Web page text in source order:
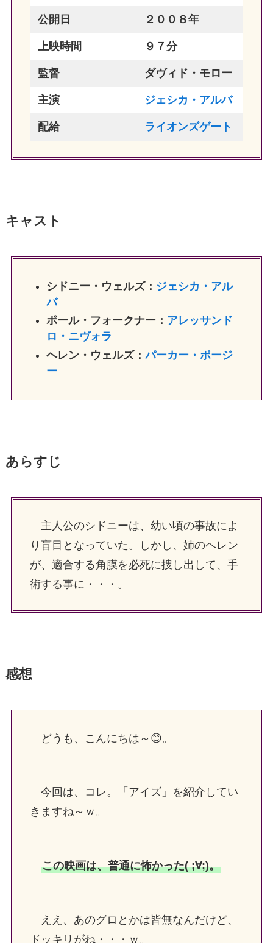
公開日 ２００８年
上映時間 ９７分
監督 ダヴィド・モロー
主演 ジェシカ・アルバ
配給 ライオンズゲート
キャスト
シドニー・ウェルズ： ジェシカ・アル
バ
ポール・フォークナー： アレッサンド
ロ・ニヴォラ
ヘレン・ウェルズ：パーカー・ポージ
ー
あらすじ
主人公のシドニーは、幼い頃の事故によ
り盲目となっていた。しかし、姉のヘレン
が、適合する角膜を必死に捜し出して、手
術する事に・・・。
感想
どうも、こんにちは～😊。
今回は、コレ。「アイズ」を紹介してい
きますね～ｗ。
この映画は、普通に怖かった( ;∀;)。
ええ、あのグロとかは皆無なんだけど、
ドッキリがね・・・ｗ。